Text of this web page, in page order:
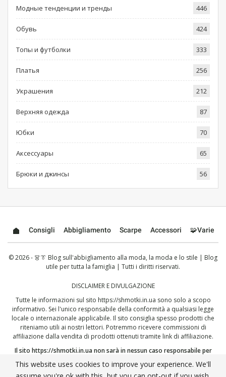
Модные тенденции и тренды 446
Обувь 424
Топы и футболки 333
Платья 256
Украшения 212
Верхняя одежда 87
Юбки 70
Аксессуары 65
Брюки и джинсы 56
Consigli Abbigliamento Scarpe Accessori 🧩Varie
© 2026 - 👗👔 Blog sull'abbigliamento alla moda, la moda e lo stile | Blog
utile per tutta la famiglia | Tutti i diritti riservati.
DISCLAIMER E DIVULGAZIONE
Tutte le informazioni sul sito https://shmotki.in.ua sono solo a scopo
informativo. Sei l'unico responsabile della conformità a qualsiasi legge
locale o internazionale applicabile. Il sito consiglia spesso prodotti che
riteniamo utili ai nostri lettori. Potremmo ricevere commissioni di
affiliazione dalla vendita di prodotti ottenuti tramite link di affiliazione.
Il sito https://shmotki.in.uanon sarà in nessun caso responsabile per
danni, diretti o indiretti, che dovessero derivare dall'uso o dall'abuso
delle informazioni qui pubblicate. Continuando, dichiari di aver letto e
This website uses cookies to improve your experience. We'll